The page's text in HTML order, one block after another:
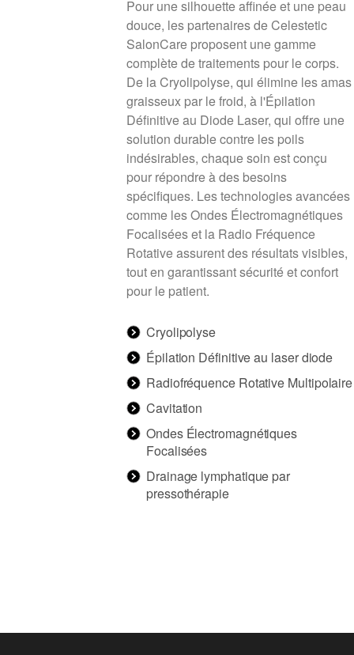
Pour une silhouette affinée et une peau
douce, les partenaires de Celestetic
SalonCare proposent une gamme
complète de traitements pour le corps.
De la Cryolipolyse, qui élimine les amas
graisseux par le froid, à l'Épilation
Définitive au Diode Laser, qui offre une
solution durable contre les poils
indésirables, chaque soin est conçu
pour répondre à des besoins
spécifiques. Les technologies avancées
comme les Ondes Électromagnétiques
Focalisées et la Radio Fréquence
Rotative assurent des résultats visibles,
tout en garantissant sécurité et confort
pour le patient.
Cryolipolyse
Épilation Définitive au laser diode
Radiofréquence Rotative Multipolaire
Cavitation
Ondes Électromagnétiques
Focalisées
Drainage lymphatique par
pressothérapie